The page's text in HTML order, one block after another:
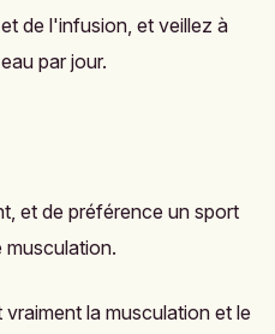
de l'infusion, et veillez à
par jour.
et de préférence un sport
musculation.
la musculation et le